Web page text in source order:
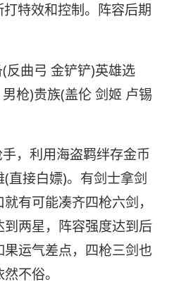
特效和控制。阵容后期
曲弓 金铲铲)英雄选
枪)贵族(盖伦 剑姬 卢锡
，利用海盗羁绊存金币
直接白嫖)。有剑士拿剑
有可能凑齐四枪六剑，
两星，阵容强度达到后
运气差点，四枪三剑也
不俗。